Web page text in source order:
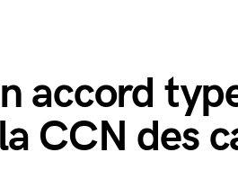
accord
CCN des